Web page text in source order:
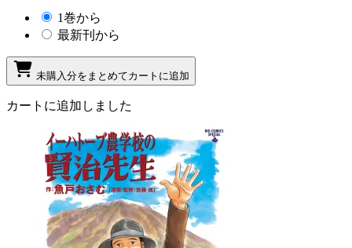
1巻から
最新刊から
未購入分をまとめてカートに追加
カートに追加しました